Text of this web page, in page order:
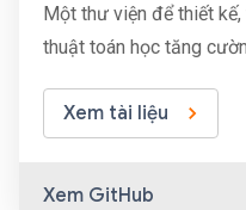
Một thư viện để thiết
thuật toán học tăng
Xem tài liệu
Xem GitHub